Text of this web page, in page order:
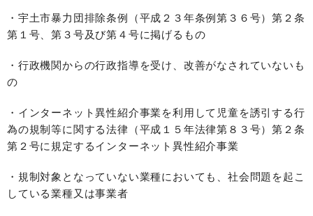
・宇土市暴力団排除条例（平成２３年条例第３６号）第２条
第１号、第３号及び第４号に掲げるもの
・行政機関からの行政指導を受け、改善がなされていないも
の
・インターネット異性紹介事業を利用して児童を誘引する行
為の規制等に関する法律（平成１５年法律第８３号）第２条
第２号に規定するインターネット異性紹介事業
・規制対象となっていない業種においても、社会問題を起こ
している業種又は事業者